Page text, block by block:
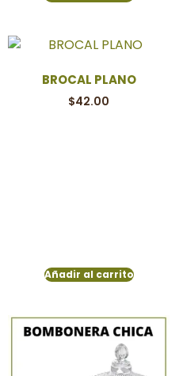
BROCAL PLANO
$42.00
Añadir al carrito